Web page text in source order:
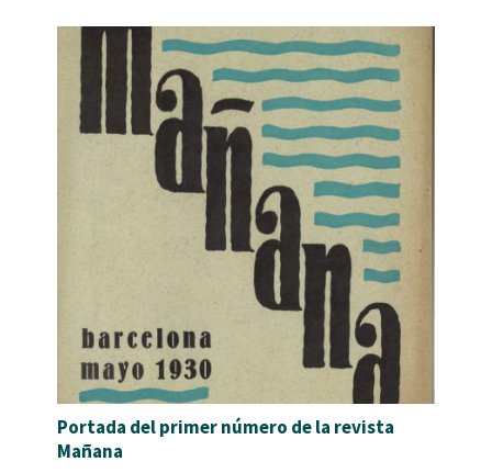
Portada del primer número de la revista
Mañana